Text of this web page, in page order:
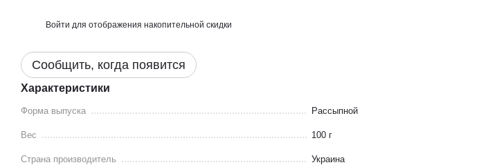
Войти для отображения накопительной скидки
Сообщить, когда появится
Характеристики
Форма выпуска Рассыпной
Вес 100 г
Страна производитель Украина